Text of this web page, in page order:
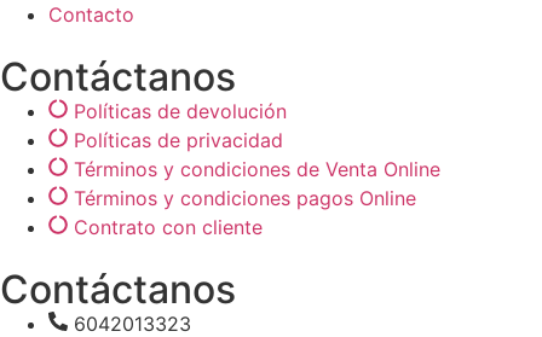
Contacto
Contáctanos
Políticas de devolución
Políticas de privacidad
Términos y condiciones de Venta Online
Términos y condiciones pagos Online
Contrato con cliente
Contáctanos
6042013323